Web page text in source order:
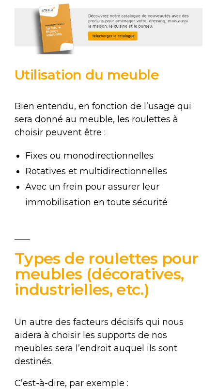
Utilisation du meuble
Bien entendu, en fonction de l’usage qui
sera donné au meuble, les roulettes à
choisir peuvent être :
Fixes ou monodirectionnelles
Rotatives et multidirectionnelles
Avec un frein pour assurer leur
immobilisation en toute sécurité
Types de roulettes pour
meubles (décoratives,
industrielles, etc.)
Un autre des facteurs décisifs qui nous
aidera à choisir les supports de nos
meubles sera l’endroit auquel ils sont
destinés.
C’est-à-dire, par exemple :